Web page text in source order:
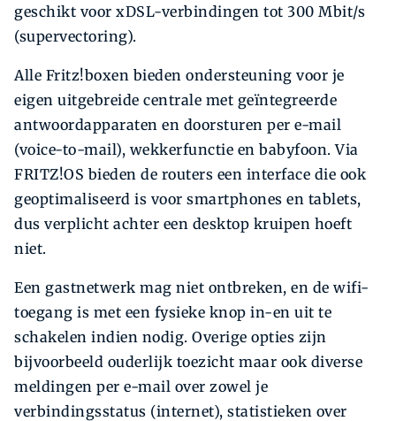
geschikt voor xDSL-verbindingen tot 300 Mbit/s
(supervectoring).
Alle Fritz!boxen bieden ondersteuning voor je
eigen uitgebreide centrale met geïntegreerde
antwoordapparaten en doorsturen per e-mail
(voice-to-mail), wekkerfunctie en babyfoon. Via
FRITZ!OS bieden de routers een interface die ook
geoptimaliseerd is voor smartphones en tablets,
dus verplicht achter een desktop kruipen hoeft
niet.
Een gastnetwerk mag niet ontbreken, en de wifi-
toegang is met een fysieke knop in-en uit te
schakelen indien nodig. Overige opties zijn
bijvoorbeeld ouderlijk toezicht maar ook diverse
meldingen per e-mail over zowel je
verbindingsstatus (internet), statistieken over